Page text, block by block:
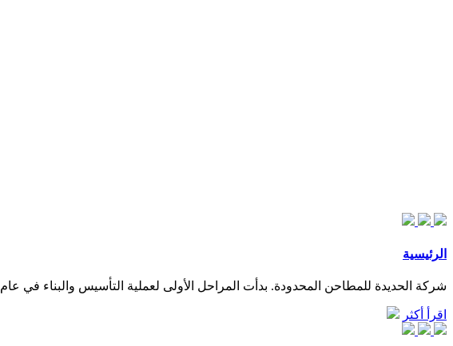
الرئيسية
شركة الحديدة للمطاحن المحدودة. بدأت المراحل الأولى لعملية التأسيس والبناء في عام 2013 م وفقاً لأحدث المواصفات العالمية في مجال الطحن و المطاحن .
اقرأ أكثر